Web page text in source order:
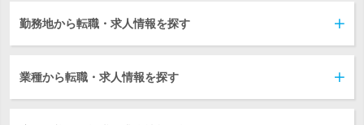
勤務地から転職・求人情報を探す
業種から転職・求人情報を探す